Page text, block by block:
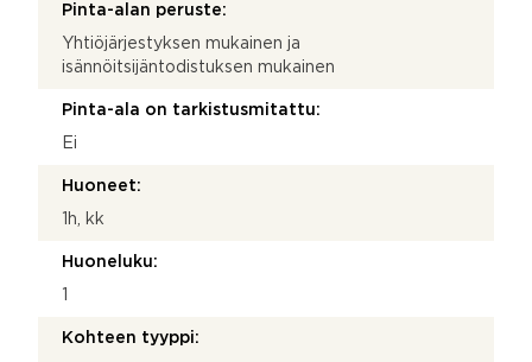
Pinta-alan peruste:
Yhtiöjärjestyksen mukainen ja
isännöitsijäntodistuksen mukainen
Pinta-ala on tarkistusmitattu:
Ei
Huoneet:
1h, kk
Huoneluku:
Kohteen tyyppi: